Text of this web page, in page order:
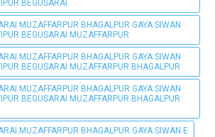
BEGUSARAI
MUZAFFARPUR BHAGALPUR GAYA SIWAN
BEGUSARAI MUZAFFARPUR
MUZAFFARPUR BHAGALPUR GAYA SIWAN
BEGUSARAI MUZAFFARPUR BHAGALPUR
MUZAFFARPUR BHAGALPUR GAYA SIWAN
BEGUSARAI MUZAFFARPUR BHAGALPUR
MUZAFFARPUR BHAGALPUR GAYA SIWAN E